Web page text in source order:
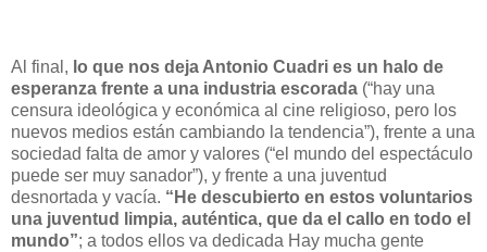
Al final, lo que nos deja Antonio Cuadri es un halo de
esperanza frente a una industria escorada (“hay una
censura ideológica y económica al cine religioso, pero los
nuevos medios están cambiando la tendencia”), frente a una
sociedad falta de amor y valores (“el mundo del espectáculo
puede ser muy sanador”), y frente a una juventud
desnortada y vacía. “He descubierto en estos voluntarios
una juventud limpia, auténtica, que da el callo en todo el
mundo”; a todos ellos va dedicada Hay mucha gente